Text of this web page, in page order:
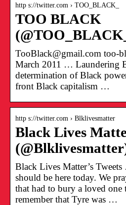
http s://twitter.com › TOO_BLACK_
TOO BLACK
TooBlack@gmail.com too-
March 2011 … Laundering
determination of Black
front Black capitalism …
http s://twitter.com › Blklivesmatter
Black Lives
Black Lives Matter’s
should be here today. We
that had to bury a loved one
remember that Tyre was …